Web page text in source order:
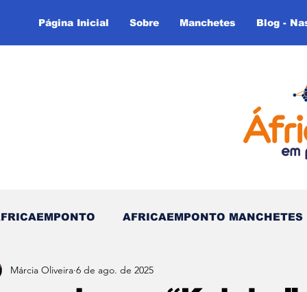
Página Inicial Sobre Manchetes Blog -
AFRICAEMPONTO MANCHETES
do Tempo - (Blog) Nas linhas do Tempo (Blog -
Márcia Oliveira 6 de ago. de 2025